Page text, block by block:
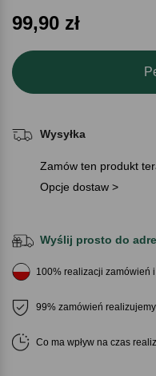
99,90 zł
Wysyłka
Zamów ten produkt
Opcje dostaw >
Wyślij prosto do
100% realizacji zamówień i
99% zamówień realizujemy
Co ma wpływ na czas